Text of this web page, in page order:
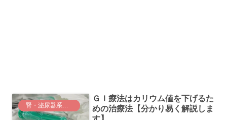
ＧＩ療法はカリウム値を下げるた
めの治療法【分かり易く解説しま